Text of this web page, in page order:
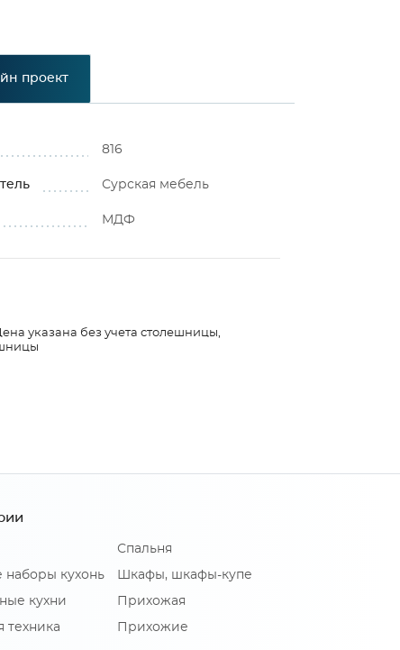
проект
816
Сурская мебель
МДФ
указана без учета столешницы,
наборы кухонь
кухни
техника
Спальня
Шкафы, шкафы-купе
Прихожая
Прихожие